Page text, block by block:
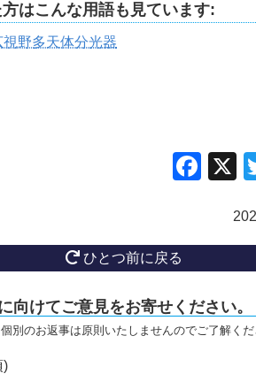
はこんな用語も見ています:
野多天体分光器
ひとつ前に戻る
向けてご意見をお寄せください。
別のお返事は原則いたしませんのでご了解く
)